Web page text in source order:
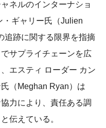
ネルのインターナショ
・ギャリー氏（Julien
追跡に関する限界を指摘
サプライチェーンを広
エスティ ローダー カン
（Meghan Ryan）は
力により、責任ある調
伝えている。